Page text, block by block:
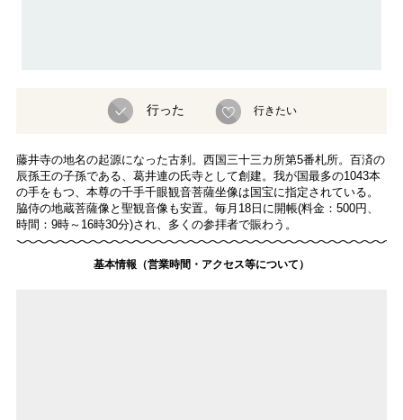
行った 行きたい
藤井寺の地名の起源になった古刹。西国三十三カ所第5番札所。百済の
辰孫王の子孫である、葛井連の氏寺として創建。我が国最多の1043本
の手をもつ、本尊の千手千眼観音菩薩坐像は国宝に指定されている。
脇侍の地蔵菩薩像と聖観音像も安置。毎月18日に開帳(料金：500円、
時間：9時～16時30分)され、多くの参拝者で賑わう。
基本情報（営業時間・アクセス等について）